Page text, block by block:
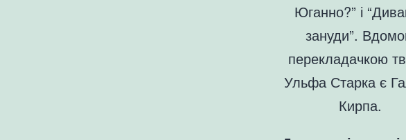
Юганно?” і
зануди”.
перекладачкою
Ульфа Старка є
Кирпа.